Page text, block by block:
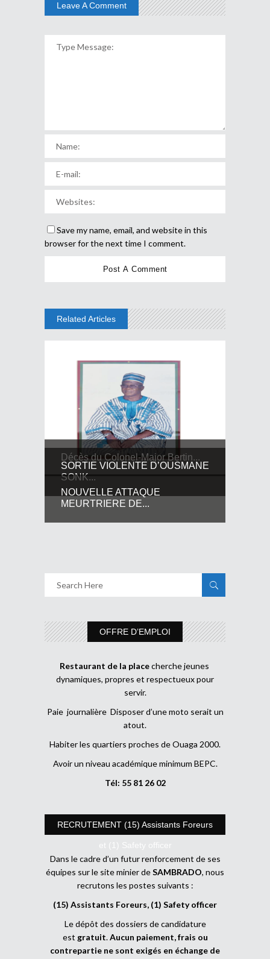
Leave A Comment
Save my name, email, and website in this
browser for the next time I comment.
Related Articles
Décès du Colonel-Major Bertin...
SORTIE VIOLENTE D’OUSMANE
SONK...
NOUVELLE ATTAQUE
MEURTRIERE DE...
OFFRE D’EMPLOI
Restaurant de la placecherche jeunes
dynamiques, propres et respectueux pour
servir.
Paie journalière Disposer d’une moto serait un
atout.
Habiter les quartiers proches de Ouaga 2000.
Avoir un niveau académique minimum BEPC.
Tél: 55 81 26 02
RECRUTEMENT (15) Assistants Foreurs
et (1) Safety officer
Dans le cadre d’un futur renforcement de ses
équipes sur le site minier deSAMBRADO, nous
recrutons les postes suivants :
(15) Assistants Foreurs, (1) Safety officer
Le dépôt des dossiers de candidature
est gratuit.Aucun paiement, frais ou
contrepartie ne sont exigés en échange de